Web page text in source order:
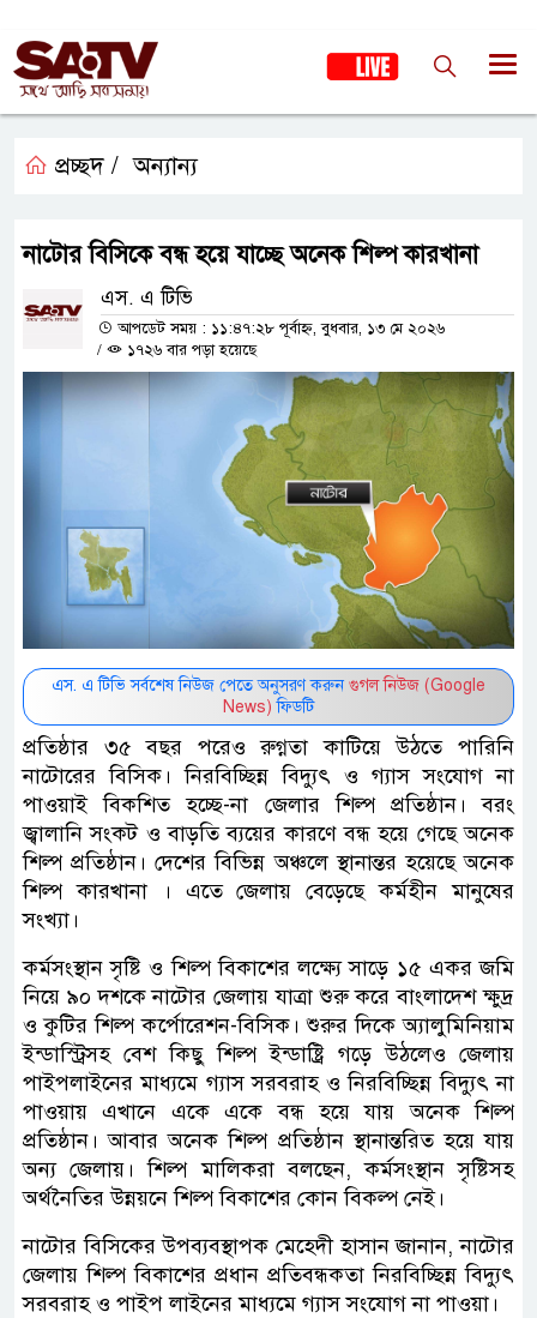
প্রচ্ছদ / অন্যান্য
নাটোর বিসিকে বন্ধ হয়ে যাচ্ছে অনেক শিল্প কারখানা
এস. এ টিভি
আপডেট সময় : ১১:৪৭:২৮ পূর্বাহ্ন, বুধবার, ১৩ মে ২০২৬
/
১৭২৬ বার পড়া হয়েছে
এস. এ টিভি সর্বশেষ নিউজ পেতে অনুসরণ করুন গুগল নিউজ (Google
News) ফিডটি
প্রতিষ্ঠার ৩৫ বছর পরেও রুগ্নতা কাটিয়ে উঠতে পারিনি
নাটোরের বিসিক। নিরবিচ্ছিন্ন বিদ্যুৎ ও গ্যাস সংযোগ না
পাওয়াই বিকশিত হচ্ছে-না জেলার শিল্প প্রতিষ্ঠান। বরং
জ্বালানি সংকট ও বাড়তি ব্যয়ের কারণে বন্ধ হয়ে গেছে অনেক
শিল্প প্রতিষ্ঠান। দেশের বিভিন্ন অঞ্চলে স্থানান্তর হয়েছে অনেক
শিল্প কারখানা । এতে জেলায় বেড়েছে কর্মহীন মানুষের
সংখ্যা।
কর্মসংস্থান সৃষ্টি ও শিল্প বিকাশের লক্ষ্যে সাড়ে ১৫ একর জমি
নিয়ে ৯০ দশকে নাটোর জেলায় যাত্রা শুরু করে বাংলাদেশ ক্ষুদ্র
ও কুটির শিল্প কর্পোরেশন-বিসিক। শুরুর দিকে অ্যালুমিনিয়াম
ইন্ডাস্ট্রিসহ বেশ কিছু শিল্প ইন্ডাষ্ট্রি গড়ে উঠলেও জেলায়
পাইপলাইনের মাধ্যমে গ্যাস সরবরাহ ও নিরবিচ্ছিন্ন বিদ্যুৎ না
পাওয়ায় এখানে একে একে বন্ধ হয়ে যায় অনেক শিল্প
প্রতিষ্ঠান। আবার অনেক শিল্প প্রতিষ্ঠান স্থানান্তরিত হয়ে যায়
অন্য জেলায়। শিল্প মালিকরা বলছেন, কর্মসংস্থান সৃষ্টিসহ
অর্থনৈতির উন্নয়নে শিল্প বিকাশের কোন বিকল্প নেই।
নাটোর বিসিকের উপব্যবস্থাপক মেহেদী হাসান জানান, নাটোর
জেলায় শিল্প বিকাশের প্রধান প্রতিবন্ধকতা নিরবিচ্ছিন্ন বিদ্যুৎ
সরবরাহ ও পাইপ লাইনের মাধ্যমে গ্যাস সংযোগ না পাওয়া।